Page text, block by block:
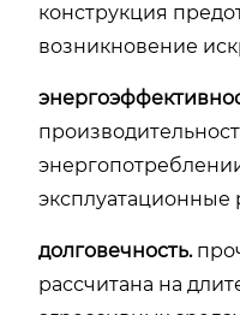
конструкция
возникновение
эксплуатационные
долговечность.
рассчитана на